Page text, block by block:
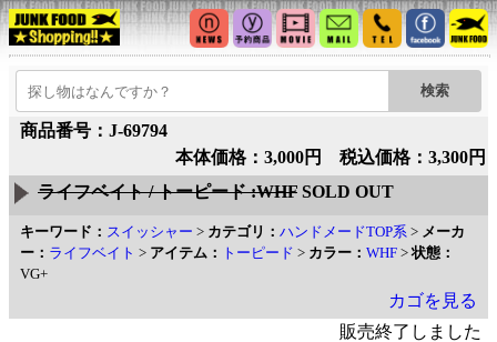
商品番号：J-69794
本体価格：3,000円 税込価格：3,300円
ライフベイト / トーピード :WHF SOLD OUT
キーワード： スイッシャー > カテゴリ： ハンドメードTOP系 > メーカ
ー： ライフベイト > アイテム： トーピード > カラー： WHF >状態：
VG+
カゴを見る
販売終了しました